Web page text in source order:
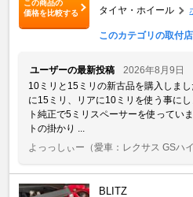
この商品の
価格を比較する
タイヤ・ホイール
このカテゴリの取付
ユーザーの最新投稿
2026年8月9日
10ミリと15ミリの新古品を購入しま
に15ミリ、リアに10ミリを使う事に
ト純正で5ミリスペーサーを使ってい
トの掛かり ...
よっっしぃー （愛車：レクサス GSハ
BLITZ